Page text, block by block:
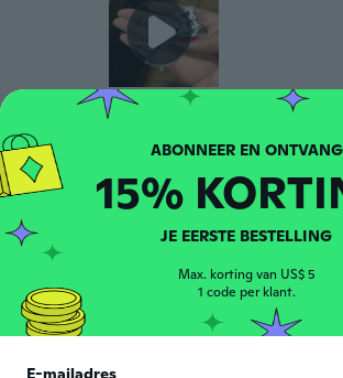
A
Lid geworden van
· 33
ongeveer 5 jaar geleden
C
Lid geworden van
· 21
ongeveer 5 jaar geleden
ABONNEER EN ONTVANG
15%
JE EERSTE BESTELLING
Max. korting van US$ 5
1 code per klant.
E-mailadres